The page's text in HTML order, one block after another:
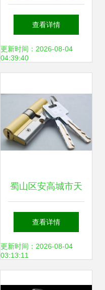
服务 专业正规，锁
具销售与维修一站
查看详情
更新时间：2026-08-04
04:39:40
蜀山区安高城市天
地及望江路周边开
锁换锁与锁具服务
查看详情
更新时间：2026-08-04
03:13:11